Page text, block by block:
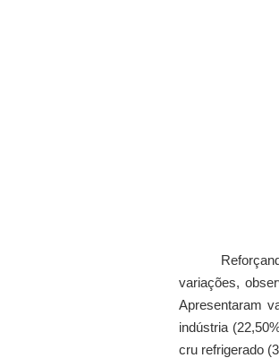
variações,
Apresentaram
indústria
cru refrigerado